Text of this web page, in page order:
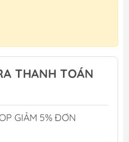
THANH TOÁN
GIẢM 5% ĐƠN